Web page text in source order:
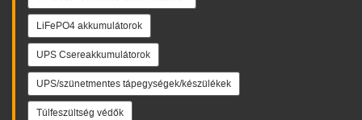
LiFePO4 akkumulátorok
UPS Csereakkumulátorok
UPS/szünetmentes tápegységek/készülékek
Túlfeszültség védők